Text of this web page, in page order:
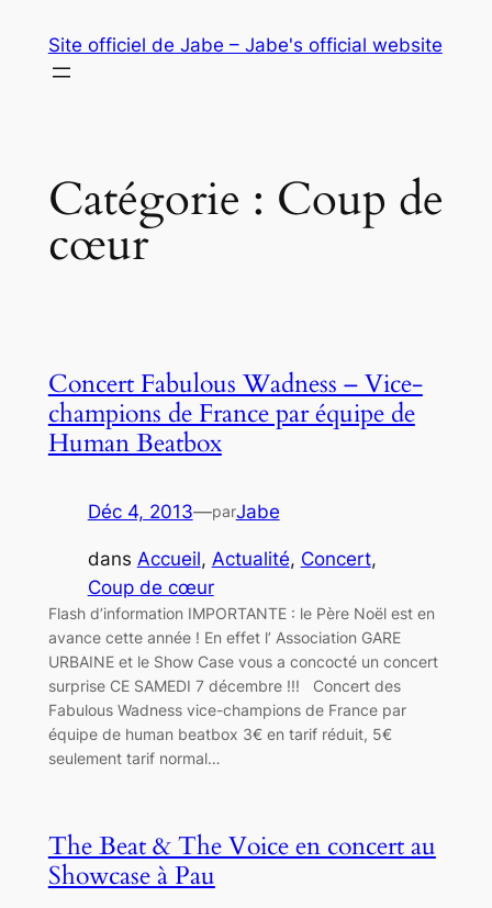
contenu
Site officiel de Jabe – Jabe's official website
Catégorie : Coup de
cœur
Concert Fabulous Wadness – Vice-
champions de France par équipe de
Human Beatbox
Déc 4, 2013—parJabe
dans Accueil, Actualité, Concert
Coup de cœur
Flash d’information IMPORTANTE : le Père Noël est en
avance cette année ! En effet l’ Association GARE
URBAINE et le Show Case vous a concocté un concert
surprise CE SAMEDI 7 décembre !!! Concert des
Fabulous Wadness vice-champions de France par
équipe de human beatbox 3€ en tarif réduit, 5€
seulement tarif normal…
The Beat & The Voice en concert au
Showcase à Pau